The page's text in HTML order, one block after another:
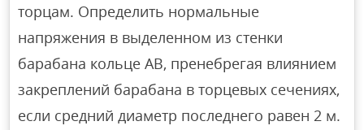
торцам. Определить нормальные
напряжения в выделенном из стенки
барабана кольце АВ, пренебрегая влиянием
закреплений барабана в торцевых сечениях,
если средний диаметр последнего равен 2 м.